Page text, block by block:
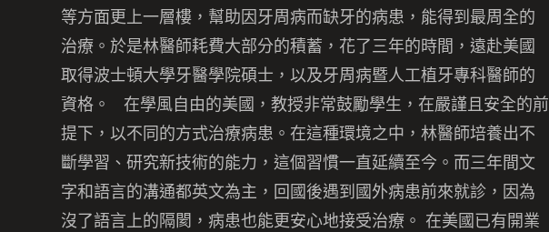
等方面更上一層樓，幫助因牙周病而缺牙的病患， 能得到最周全的
治療。於是林醫師耗費大部分的積蓄， 花了三年的時間，遠赴美國
取得波士頓大學牙醫學院碩士，以及牙周病暨人工植牙專科醫師的
資格。 在學風自由的美國，教授非常鼓勵學生，在嚴謹且安全的前
提下，以不同的方式治療病患。在這種環境之中，林醫師培養出不
斷學習、研究新技術的能力，這個習慣一直延續至今。 而三年間文
字和語言的溝通都英文為主， 回國後遇到國外病患前來就診，因為
沒了語言上的隔閡，病患也能更安心地接受治療。 在美國已有開業